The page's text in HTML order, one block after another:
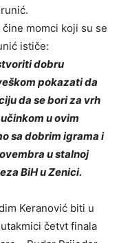
momci koji su se
ističe:
dobru
pokazati da
da se bori za vrh
u ovim
sa dobrim igrama i
u stalnoj
BiH u Zenici.
Keranović biti u
četvt finala